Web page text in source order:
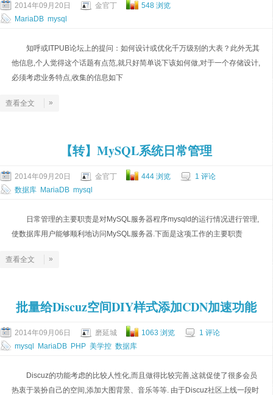
2014年09月20日 金官丁
548 浏览
MariaDB mysql
知呼或ITPUB论坛上的提问：如何设计或优化千万级别的大表？此外无其
他信息,个人觉得这个话题有点范,就只好简单说下该如何做,对于一个存储设计,
必须考虑业务特点,收集的信息如下
查看全文 »
【转】MySQL系统日常管理
2014年09月20日 金官丁 444 浏览
1 评论
数据库 MariaDB mysql
日常管理的主要职责是对MySQL服务器程序mysqld的运行情况进行管理,
使数据库用户能够顺利地访问MySQL服务器.下面是这项工作的主要职责
查看全文 »
批量给Discuz空间DIY样式添加CDN加速功能
2014年09月06日 磨延城 1063 浏览
1 评论
mysql MariaDB PHP 美学控 数据库
Discuz的功能考虑的比较人性化,而且做得比较完善,这就促使了很多会员
热衷于装扮自己的空间,添加大图背景、音乐等等. 由于Discuz社区上线一段时